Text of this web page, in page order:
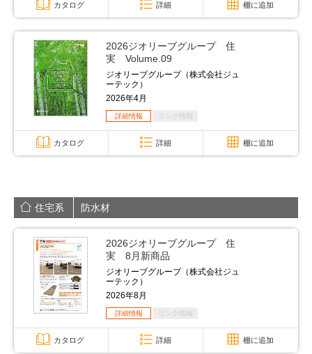
カタログ 詳細 棚に追加
2026ジオリーブグループ 住
実 Volume.09
ジオリーブグループ（株式会社ジュ
ーテック）
2026年4月
詳細情報 リンク情報
カタログ 詳細 棚に追加
住宅系 防水材
2026ジオリーブグループ 住
実 8月新商品
ジオリーブグループ（株式会社ジュ
ーテック）
2026年8月
詳細情報 リンク情報
カタログ 詳細 棚に追加